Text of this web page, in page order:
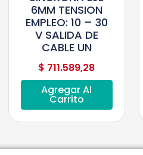
6MM TENSION
EMPLEO: 10 – 30
V SALIDA DE
CABLE UN
$ 711.589,28
Agregar Al
Carrito